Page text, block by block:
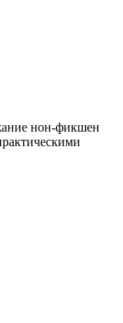
нон-фикшен